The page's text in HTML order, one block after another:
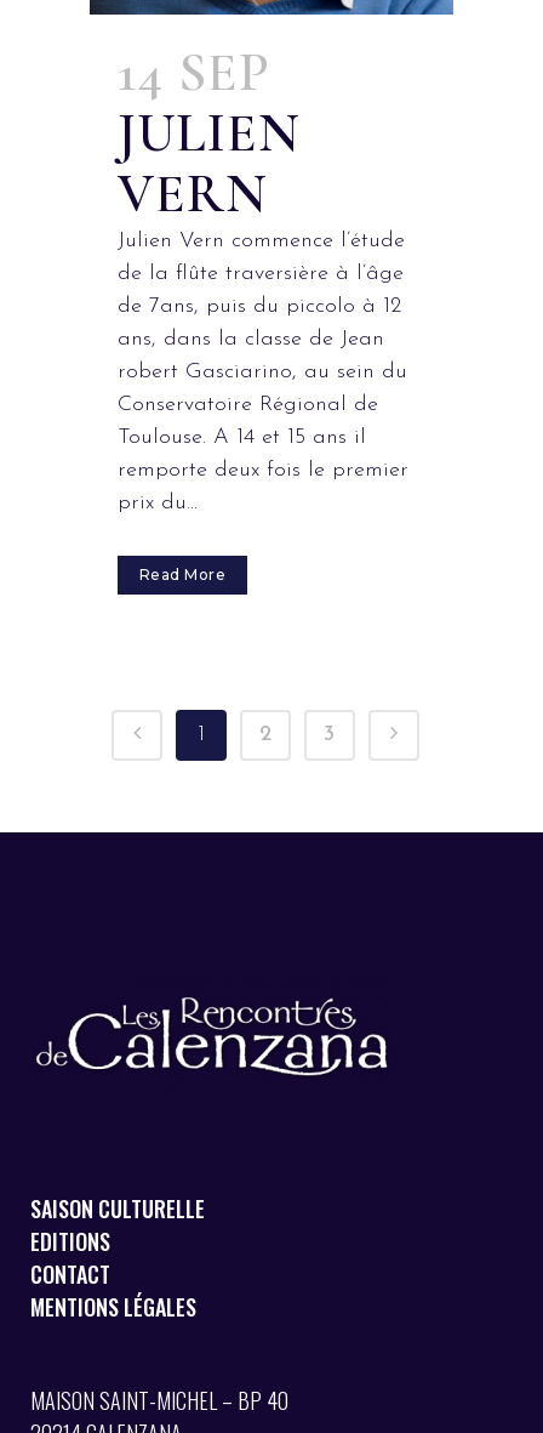
14 SEP
JULIEN
VERN
Julien Vern commence l’étude
de la flûte traversière à l’âge
de 7ans, puis du piccolo à 12
ans, dans la classe de Jean
robert Gasciarino, au sein du
Conservatoire Régional de
Toulouse. A 14 et 15 ans il
remporte deux fois le premier
prix du...
Read More
1 2 3
SAISON CULTURELLE
EDITIONS
CONTACT
MENTIONS LÉGALES
MAISON SAINT-MICHEL – BP 40